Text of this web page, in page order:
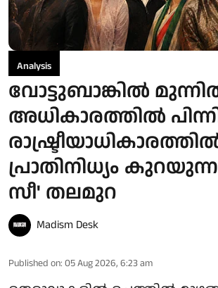
Analysis
വോട്ടുബാങ്കില്‍
അധികാരത്തില്‍
പ്രാതിനിധ്യം
സീ' തലമുറ
Madism Desk
Published on: 05 Aug 2026, 6:23 am